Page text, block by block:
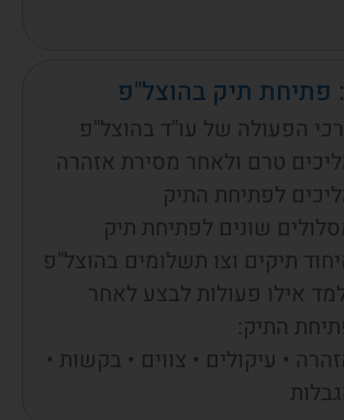
פתיחת תיק בהוצל"פ
הפעולה של עו"ד בהוצל"פ
טרם ולאחר מסירת אזהרה
לפתיחת התיק
שונים לפתיחת תיק
תיקים וצו תשלומים בהוצל"פ
אילו פעולות לבצע לאחר
התיק:
• עיקולים • צווים • בקשות •